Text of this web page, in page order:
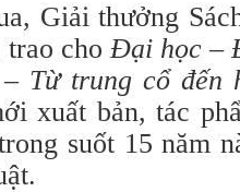
Giải thưởng
trao choĐại học –
Từ trung cổ đến
xuất bản, tác
suốt 15 năm